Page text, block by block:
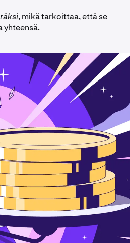
, mikä tarkoittaa, että se
yhteensä.